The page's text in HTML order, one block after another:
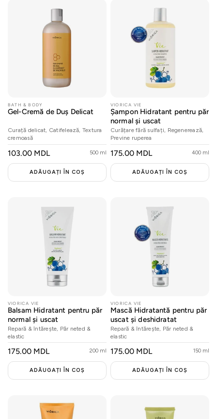
BATH & BODY
Gel-Cremă de Duș Delicat
Curață delicat, Catifelează, Textura
cremoasă
PREȚ
103.00 MDL 500 ml
ADĂUGAȚI ÎN COȘ
VIORICA VIE
Șampon Hidratant pentru păr
normal și uscat
Curățare fără sulfați, Regenerează,
Previne ruperea
PREȚ
175.00 MDL 400 ml
ADĂUGAȚI ÎN COȘ
VIORICA VIE
Balsam Hidratant pentru păr
normal și uscat
Repară & întărește, Păr neted &
elastic
PREȚ
175.00 MDL 200 ml
ADĂUGAȚI ÎN COȘ
VIORICA VIE
Mască Hidratantă pentru păr
uscat și deshidratat
Repară & întărește, Păr neted &
elastic
PREȚ
175.00 MDL 150 ml
ADĂUGAȚI ÎN COȘ